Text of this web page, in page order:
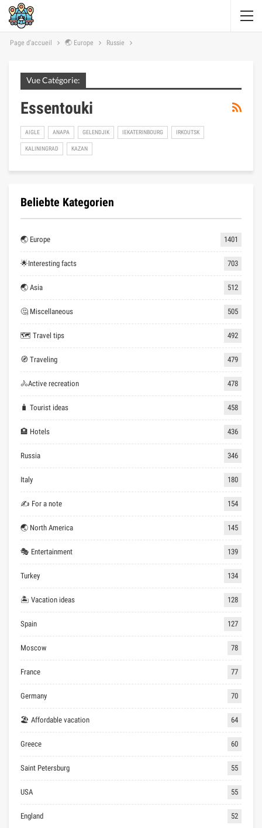
Page d'accueil 🌏 Europe Russie
Vue Catégorie:
Essentouki
AIGLE ANAPA GELENDJIK IEKATERINBOURG IRKOUTSK
KALININGRAD KAZAN
Beliebte Kategorien
🌏 Europe 1401
🌟Interesting facts 703
🌏 Asia 512
🤔 Miscellaneous 505
🗺 Travel tips 492
🧭 Traveling 479
🚴Active recreation 478
🧳 Tourist ideas 458
🏨 Hotels 436
Russia 346
Italy 180
✍ For a note 154
🌏 North America 145
🎭 Entertainment 139
Turkey 134
🏝 Vacation ideas 128
Spain 127
Moscow 78
France 77
Germany 70
🏖 Affordable vacation 64
Greece 60
Saint Petersburg 55
USA 55
England 52